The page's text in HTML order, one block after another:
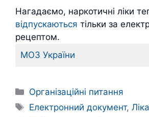
Нагадаємо, наркотичні ліки
відпускаються тільки за
рецептом.
МОЗ України
Категорії
Організаційні питання
Позначки
Електронний документ,